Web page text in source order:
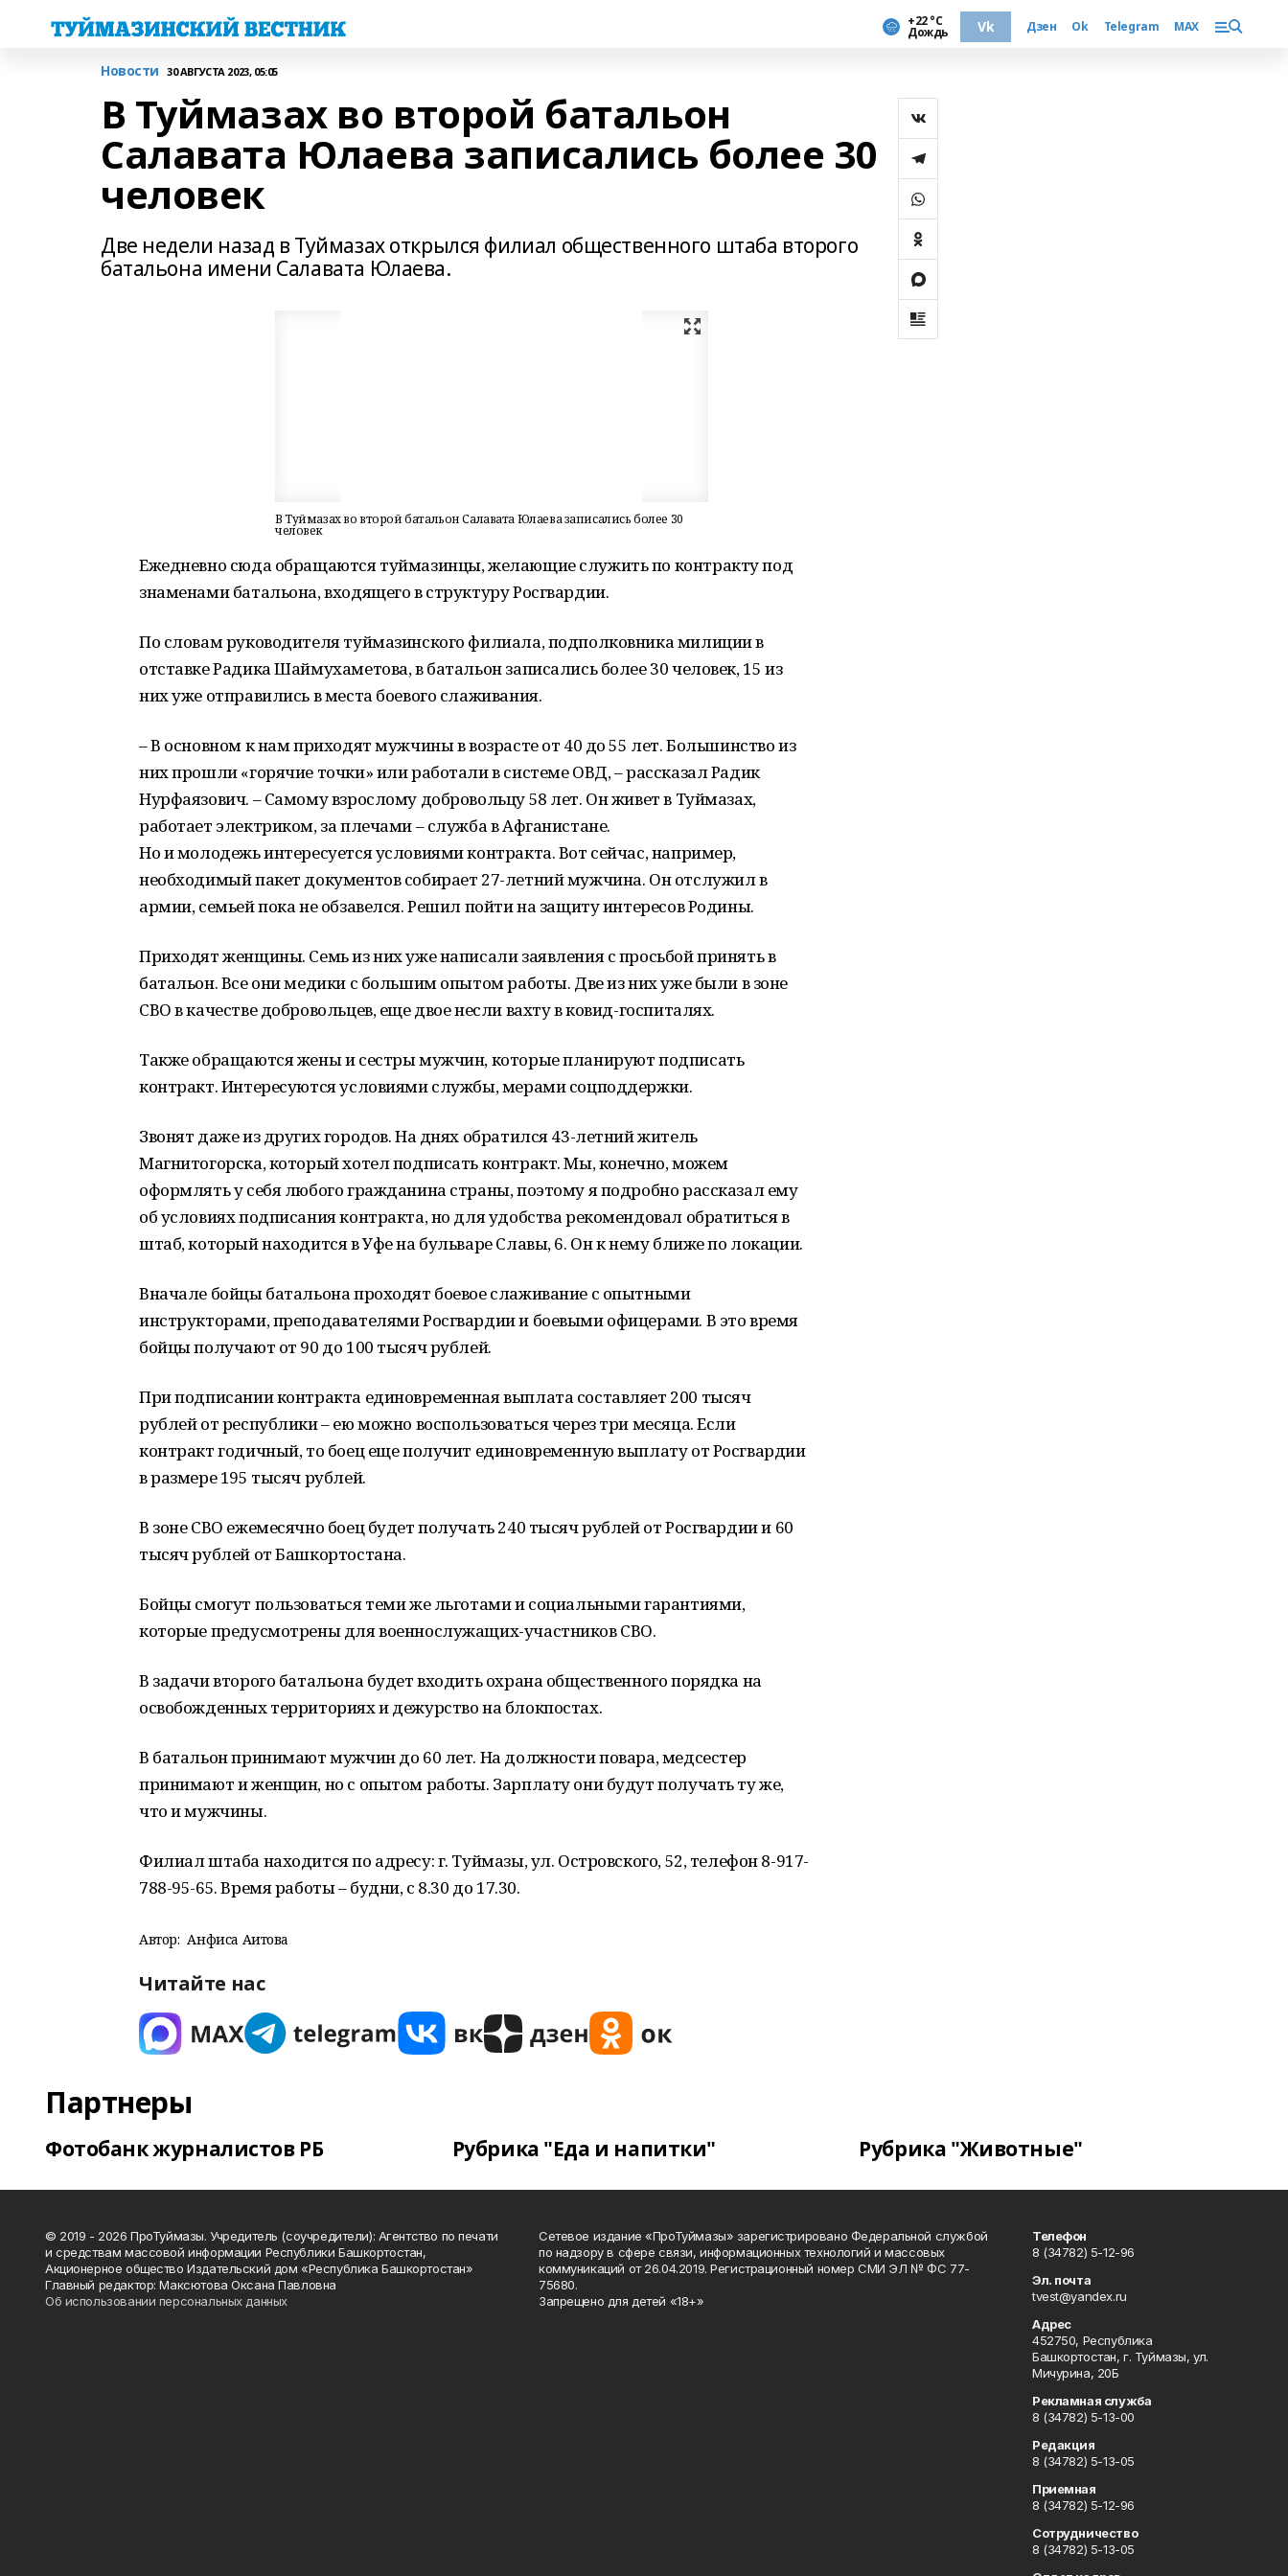
+22 °С
Дождь Vk Дзен Ok Telegram MAX
Новости 30 АВГУСТА 2023, 05:05
В Туймазах во второй батальон
Салавата Юлаева записались более 30
человек
Две недели назад в Туймазах открылся филиал общественного штаба второго
батальона имени Салавата Юлаева.
В Туймазах во второй батальон Салавата Юлаева записались более 30
человек
Ежедневно сюда обращаются туймазинцы, желающие служить по контракту под
знаменами батальона, входящего в структуру Росгвардии.
По словам руководителя туймазинского филиала, подполковника милиции в
отставке Радика Шаймухаметова, в батальон записались более 30 человек, 15 из
них уже отправились в места боевого слаживания.
– В основном к нам приходят мужчины в возрасте от 40 до 55 лет. Большинство из
них прошли «горячие точки» или работали в системе ОВД, – рассказал Радик
Нурфаязович. – Самому взрослому добровольцу 58 лет. Он живет в Туймазах,
работает электриком, за плечами – служба в Афганистане.
Но и молодежь интересуется условиями контракта. Вот сейчас, например,
необходимый пакет документов собирает 27-летний мужчина. Он отслужил в
армии, семьей пока не обзавелся. Решил пойти на защиту интересов Родины.
Приходят женщины. Семь из них уже написали заявления с просьбой принять в
батальон. Все они медики с большим опытом работы. Две из них уже были в зоне
СВО в качестве добровольцев, еще двое несли вахту в ковид-госпиталях.
Также обращаются жены и сестры мужчин, которые планируют подписать
контракт. Интересуются условиями службы, мерами соцподдержки.
Звонят даже из других городов. На днях обратился 43-летний житель
Магнитогорска, который хотел подписать контракт. Мы, конечно, можем
оформлять у себя любого гражданина страны, поэтому я подробно рассказал ему
об условиях подписания контракта, но для удобства рекомендовал обратиться в
штаб, который находится в Уфе на бульваре Славы, 6. Он к нему ближе по локации.
Вначале бойцы батальона проходят боевое слаживание с опытными
инструкторами, преподавателями Росгвардии и боевыми офицерами. В это время
бойцы получают от 90 до 100 тысяч рублей.
При подписании контракта единовременная выплата составляет 200 тысяч
рублей от республики – ею можно воспользоваться через три месяца. Если
контракт годичный, то боец еще получит единовременную выплату от Росгвардии
в размере 195 тысяч рублей.
В зоне СВО ежемесячно боец будет получать 240 тысяч рублей от Росгвардии и 60
тысяч рублей от Башкортостана.
Бойцы смогут пользоваться теми же льготами и социальными гарантиями,
которые предусмотрены для военнослужащих-участников СВО.
В задачи второго батальона будет входить охрана общественного порядка на
освобожденных территориях и дежурство на блокпостах.
В батальон принимают мужчин до 60 лет. На должности повара, медсестер
принимают и женщин, но с опытом работы. Зарплату они будут получать ту же,
что и мужчины.
Филиал штаба находится по адресу: г. Туймазы, ул. Островского, 52, телефон 8-917-
788-95-65. Время работы – будни, с 8.30 до 17.30.
Автор: Анфиса Аитова
Читайте нас
Партнеры
Фотобанк журналистов РБ Рубрика "Еда и напитки" Рубрика "Животные"
© 2019 - 2026 ПроТуймазы. Учредитель (соучредители): Агентство по печати
и средствам массовой информации Республики Башкортостан,
Акционерное общество Издательский дом «Республика Башкортостан»
Главный редактор: Максютова Оксана Павловна
Об использовании персональных данных
Сетевое издание «ПроТуймазы» зарегистрировано Федеральной службой
по надзору в сфере связи, информационных технологий и массовых
коммуникаций от 26.04.2019. Регистрационный номер СМИ ЭЛ № ФС 77-
75680.
Запрещено для детей «18+»
Телефон
8 (34782) 5-12-96
Эл. почта
tvest@yandex.ru
Адрес
452750, Республика
Башкортостан, г. Туймазы, ул.
Мичурина, 20Б
Рекламная служба
8 (34782) 5-13-00
Редакция
8 (34782) 5-13-05
Приемная
8 (34782) 5-12-96
Сотрудничество
8 (34782) 5-13-05